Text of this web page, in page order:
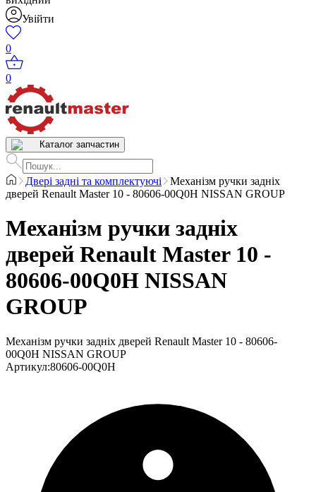
Увійти
0
0
Каталог запчастин
Двері задні та комплектуючі
Механізм ручки задніх
дверей Renault Master 10 - 80606-00Q0H NISSAN GROUP
Механізм ручки задніх
дверей Renault Master 10 -
80606-00Q0H NISSAN
GROUP
Механізм ручки задніх дверей Renault Master 10 - 80606-
00Q0H NISSAN GROUP
Артикул:80606-00Q0H